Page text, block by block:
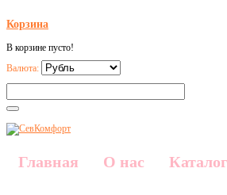
Корзина
В корзине пусто!
Валюта:
Главная О нас Каталог